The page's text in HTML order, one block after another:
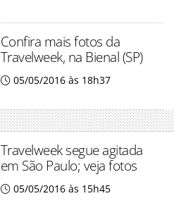
Confira mais fotos da
Travelweek, na Bienal (SP)
05/05/2016 às 18h37
Travelweek segue agitada
em São Paulo; veja fotos
05/05/2016 às 15h45